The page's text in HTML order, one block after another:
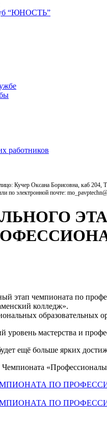
“ЮНОСТЬ”
работников
Оксана Борисовна, каб 204,
по электронной почте:
этап чемпионата по
колледж».
образовательных
уровень мастерства и
ещё больше ярких
Чемпионата
ПО
ПО